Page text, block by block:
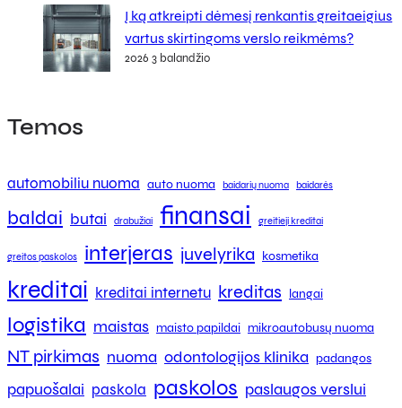
Į ką atkreipti dėmesį renkantis greitaeigius
vartus skirtingoms verslo reikmėms?
2026 3 balandžio
Temos
automobiliu nuoma auto nuoma baidarių nuoma baidarės
baldai butai drabužiai finansai greitieji kreditai
greitos paskolos interjeras juvelyrika kosmetika
kreditai kreditai internetu kreditas langai
logistika maistas maisto papildai mikroautobusų nuoma
NT pirkimas nuoma odontologijos klinika padangos
papuošalai paskola paskolos paslaugos verslui